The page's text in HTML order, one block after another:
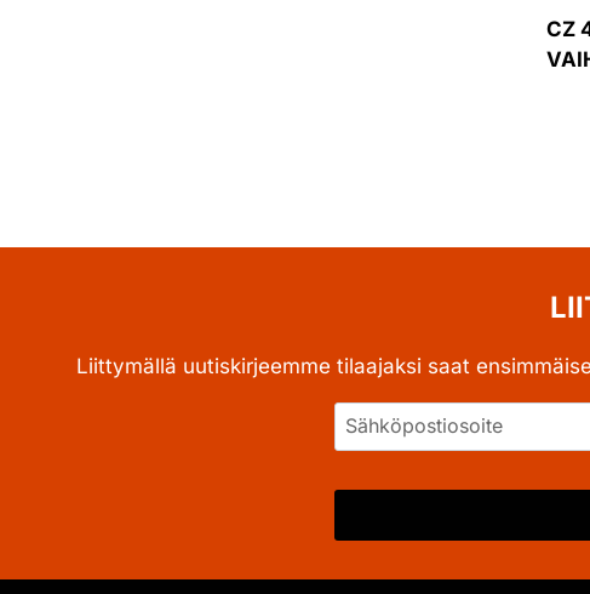
CZ
Liittymällä uutiskirjeemme tilaajaksi saat